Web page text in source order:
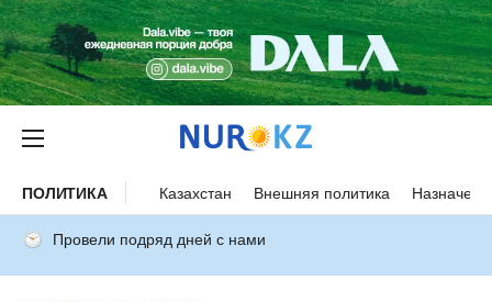
ПОЛИТИКА Казахстан Внешняя политика
Провели подряд дней с нами